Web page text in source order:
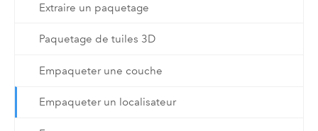
Extraire un paquetage
Paquetage de tuiles 3D
Empaqueter une couche
Empaqueter un localisateur